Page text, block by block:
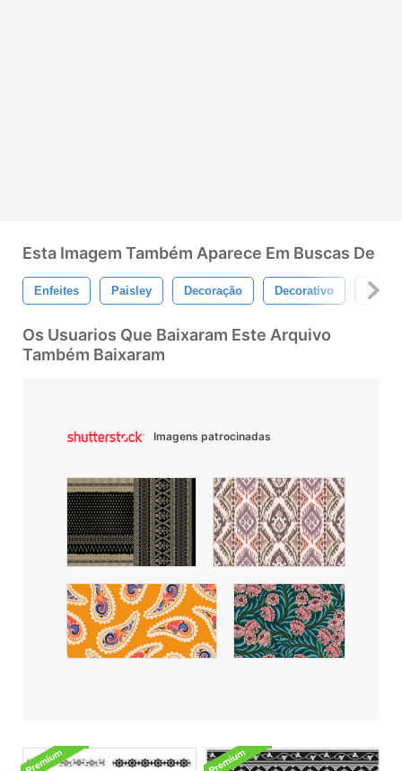
Esta Imagem Também Aparece Em Buscas De
Enfeites Paisley Decoração Decorativo
Os Usuarios Que Baixaram Este Arquivo
Também Baixaram
Imagens patrocinadas